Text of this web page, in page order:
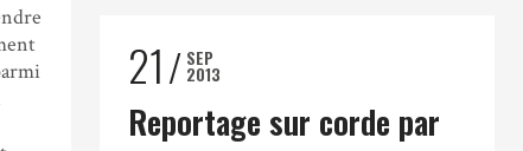
21 SEP
2013
Reportage sur corde par